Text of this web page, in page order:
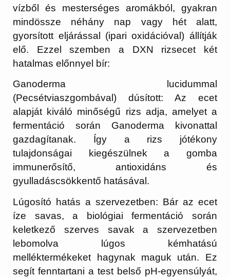
vízből és mesterséges aromákból, gyakran
mindössze néhány nap vagy hét alatt,
gyorsított eljárással (ipari oxidációval) állítják
elő. Ezzel szemben a DXN rizsecet két
hatalmas előnnyel bír:
Ganoderma lucidummal
(Pecsétviaszgombával) dúsított: Az ecet
alapját kiváló minőségű rizs adja, amelyet a
fermentáció során Ganoderma kivonattal
gazdagítanak. Így a rizs jótékony
tulajdonságai kiegészülnek a gomba
immunerősítő, antioxidáns és
gyulladáscsökkentő hatásával.
Lúgosító hatás a szervezetben: Bár az ecet
íze savas, a biológiai fermentáció során
keletkező szerves savak a szervezetben
lebomolva lúgos kémhatású
melléktermékeket hagynak maguk után. Ez
segít fenntartani a test belső pH-egyensúlyát,